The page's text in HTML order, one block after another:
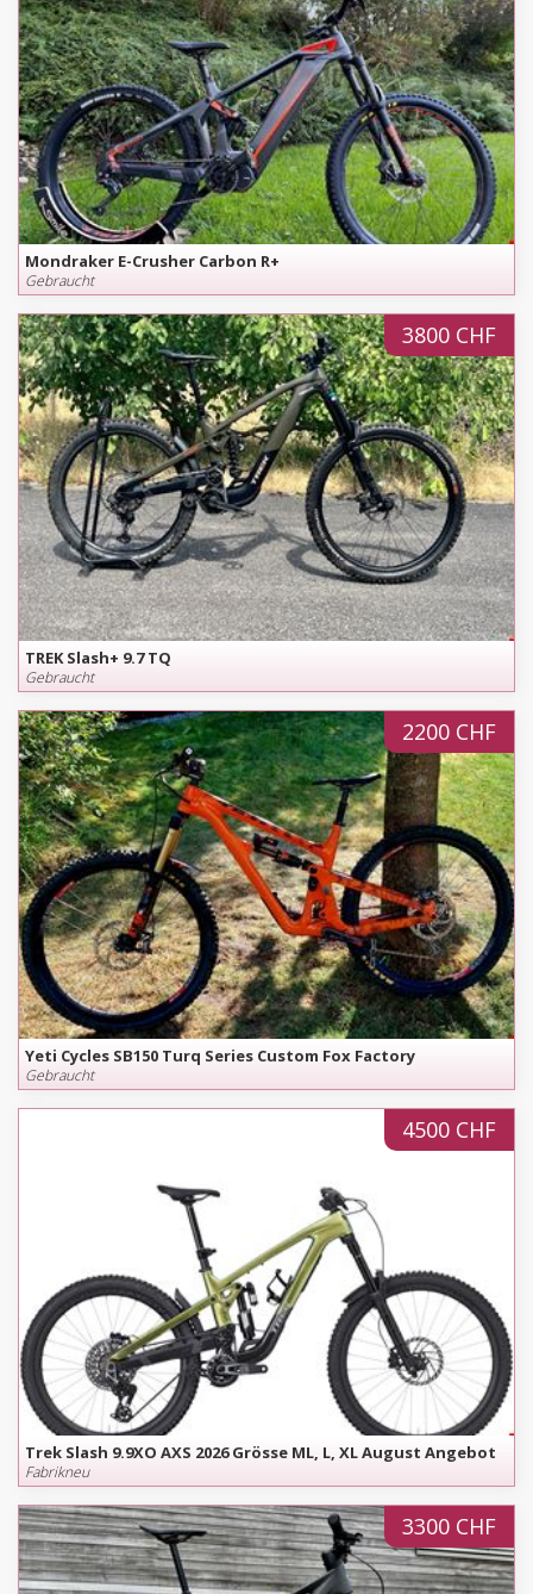
Mondraker E-Crusher Carbon R+
Gebraucht
3800 CHF
TREK Slash+ 9.7 TQ
Gebraucht
2200 CHF
Yeti Cycles SB150 Turq Series Custom Fox Factory
Gebraucht
4500 CHF
Trek Slash 9.9XO AXS 2026 Grösse ML, L, XL August Angebot
Fabrikneu
3300 CHF